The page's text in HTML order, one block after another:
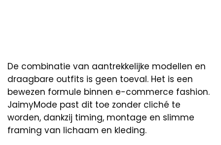
De combinatie van aantrekkelijke modellen en
draagbare outfits is geen toeval. Het is een
bewezen formule binnen e-commerce fashion.
JaimyMode past dit toe zonder cliché te
worden, dankzij timing, montage en slimme
framing van lichaam en kleding.